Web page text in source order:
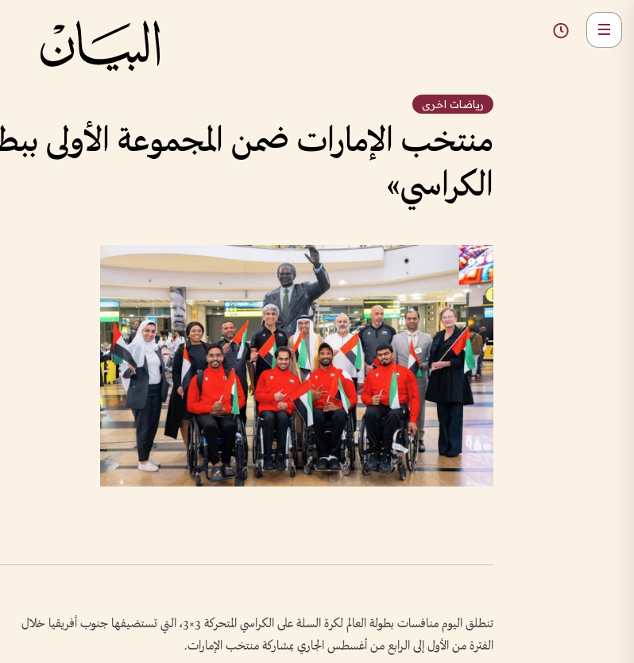
رياضات اخرى
منتخب الإمارات ضمن المجموعة الأولى
الكراسي»
تنطلق اليوم منافسات بطولة العالم لكرة السلة على الكراسي المتحركة 3×3، التي تستضيفها جنوب أفريقيا خلال
الفترة من الأول إلى الرابع من أغسطس الجاري بمشاركة منتخب الإمارات.